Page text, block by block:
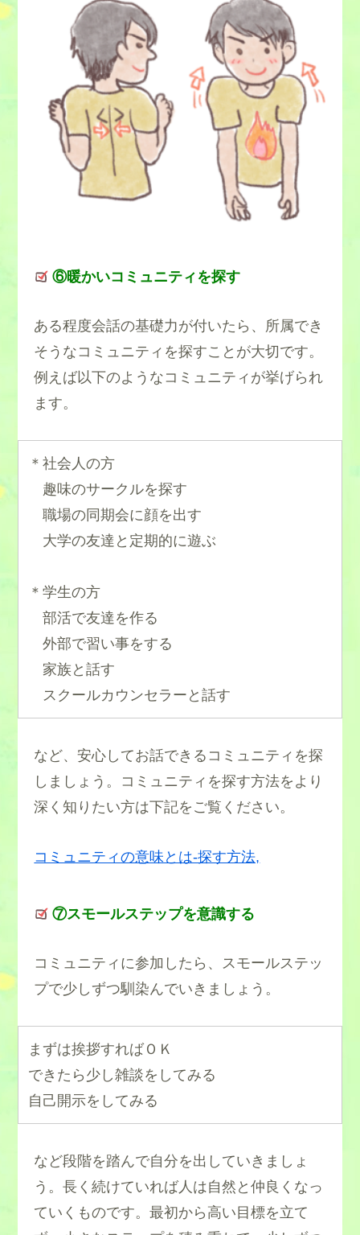
⑥暖かいコミュニティを探す
ある程度会話の基礎力が付いたら、所属でき
そうなコミュニティを探すことが大切です。
例えば以下のようなコミュニティが挙げられ
ます。
＊社会人の方
趣味のサークルを探す
職場の同期会に顔を出す
大学の友達と定期的に遊ぶ
＊学生の方
部活で友達を作る
外部で習い事をする
家族と話す
スクールカウンセラーと話す
など、安心してお話できるコミュニティを探
しましょう。コミュニティを探す方法をより
深く知りたい方は下記をご覧ください。
コミュニティの意味とは-探す方法,
⑦スモールステップを意識する
コミュニティに参加したら、スモールステッ
プで少しずつ馴染んでいきましょう。
まずは挨拶すればＯＫ
できたら少し雑談をしてみる
自己開示をしてみる
など段階を踏んで自分を出していきましょ
う。長く続けていれば人は自然と仲良くなっ
ていくものです。最初から高い目標を立て